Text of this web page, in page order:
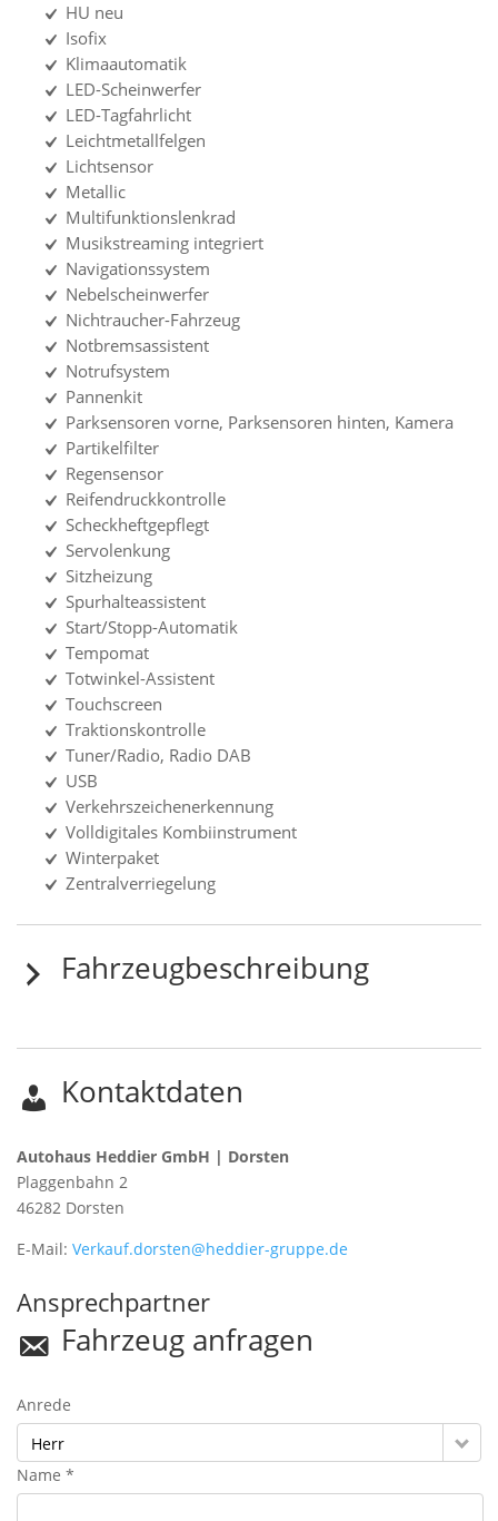
HU neu
Isofix
Klimaautomatik
LED-Scheinwerfer
LED-Tagfahrlicht
Leichtmetallfelgen
Lichtsensor
Metallic
Multifunktionslenkrad
Musikstreaming integriert
Navigationssystem
Nebelscheinwerfer
Nichtraucher-Fahrzeug
Notbremsassistent
Notrufsystem
Pannenkit
Parksensoren vorne, Parksensoren hinten, Kamera
Partikelfilter
Regensensor
Reifendruckkontrolle
Scheckheftgepflegt
Servolenkung
Sitzheizung
Spurhalteassistent
Start/Stopp-Automatik
Tempomat
Totwinkel-Assistent
Touchscreen
Traktionskontrolle
Tuner/Radio, Radio DAB
USB
Verkehrszeichenerkennung
Volldigitales Kombiinstrument
Winterpaket
Zentralverriegelung
Fahrzeugbeschreibung
Kontaktdaten
Autohaus Heddier GmbH | Dorsten
Plaggenbahn 2
46282 Dorsten
E-Mail: Verkauf.dorsten@heddier-gruppe.de
Ansprechpartner
Fahrzeug anfragen
Anrede
Herr
Name *